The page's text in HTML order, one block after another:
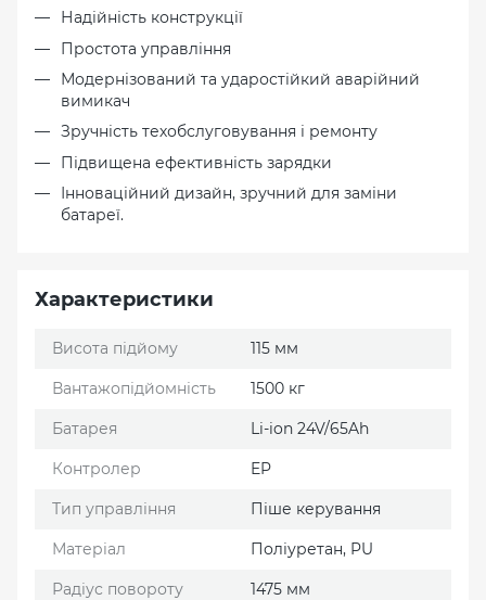
Надійність конструкції
Простота управління
Модернізований та ударостійкий аварійний
вимикач
Зручність техобслуговування і ремонту
Підвищена ефективність зарядки
Інноваційний дизайн, зручний для заміни
батареї.
Характеристики
Висота підйому 115 мм
Вантажопідйомність 1500 кг
Батарея Li-ion 24V/65Ah
Контролер EP
Тип управління Піше керування
Матеріал Поліуретан, PU
Радіус повороту 1475 мм